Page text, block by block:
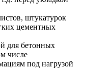
штукатурок
цементных
для бетонных
числе
под нагрузой